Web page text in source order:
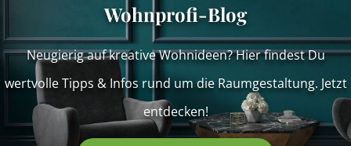
Wohnprofi-Blog
Neugierig auf kreative Wohnideen? Hier findest Du
wertvolle Tipps & Infos rund um die Raumgestaltung. Jetzt
entdecken!